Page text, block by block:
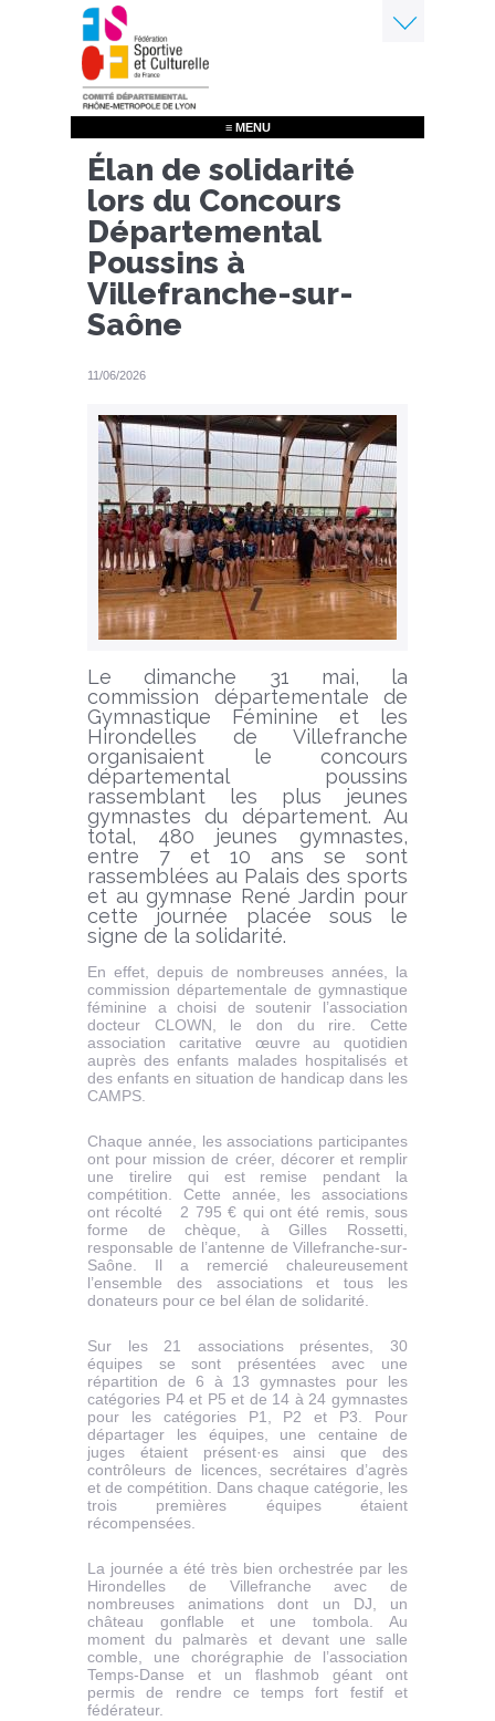
Aller
au
contenu
principal
≡ MENU
Élan de solidarité
lors du Concours
Départemental
Poussins à
Villefranche-sur-
Saône
11/06/2026
Le dimanche 31 mai, la
commission départementale de
Gymnastique Féminine et les
Hirondelles de Villefranche
organisaient le concours
départemental poussins
rassemblant les plus jeunes
gymnastes du département. Au
total, 480 jeunes gymnastes,
entre 7 et 10 ans se sont
rassemblées au Palais des sports
et au gymnase René Jardin pour
cette journée placée sous le
signe de la solidarité.
En effet, depuis de nombreuses années, la
commission départementale de gymnastique
féminine a choisi de soutenir l’association
docteur CLOWN, le don du rire. Cette
association caritative œuvre au quotidien
auprès des enfants malades hospitalisés et
des enfants en situation de handicap dans les
CAMPS.
Chaque année, les associations participantes
ont pour mission de créer, décorer et remplir
une tirelire qui est remise pendant la
compétition. Cette année, les associations
ont récolté 2 795 € qui ont été remis, sous
forme de chèque, à Gilles Rossetti,
responsable de l’antenne de Villefranche-sur-
Saône. Il a remercié chaleureusement
l’ensemble des associations et tous les
donateurs pour ce bel élan de solidarité.
Sur les 21 associations présentes, 30
équipes se sont présentées avec une
répartition de 6 à 13 gymnastes pour les
catégories P4 et P5 et de 14 à 24 gymnastes
pour les catégories P1, P2 et P3. Pour
départager les équipes, une centaine de
juges étaient présent·es ainsi que des
contrôleurs de licences, secrétaires d’agrès
et de compétition. Dans chaque catégorie, les
trois premières équipes étaient
récompensées.
La journée a été très bien orchestrée par les
Hirondelles de Villefranche avec de
nombreuses animations dont un DJ, un
château gonflable et une tombola. Au
moment du palmarès et devant une salle
comble, une chorégraphie de l’association
Temps-Danse et un flashmob géant ont
permis de rendre ce temps fort festif et
fédérateur.